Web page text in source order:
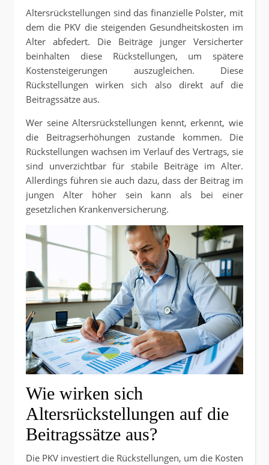
Altersrückstellungen sind das finanzielle Polster, mit
dem die PKV die steigenden Gesundheitskosten im
Alter abfedert. Die Beiträge junger Versicherter
beinhalten diese Rückstellungen, um spätere
Kostensteigerungen auszugleichen. Diese
Rückstellungen wirken sich also direkt auf die
Beitragssätze aus.
Wer seine Altersrückstellungen kennt, erkennt, wie
die Beitragserhöhungen zustande kommen. Die
Rückstellungen wachsen im Verlauf des Vertrags, sie
sind unverzichtbar für stabile Beiträge im Alter.
Allerdings führen sie auch dazu, dass der Beitrag im
jungen Alter höher sein kann als bei einer
gesetzlichen Krankenversicherung.
Wie wirken sich
Altersrückstellungen auf die
Beitragssätze aus?
Die PKV investiert die Rückstellungen, um die Kosten